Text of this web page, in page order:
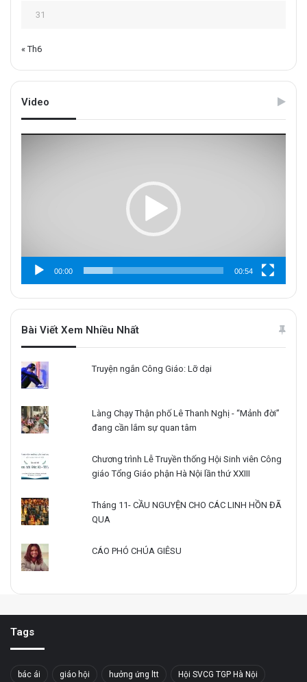
31
« Th6
Video
00:00 00:54
Bài Viết Xem Nhiều Nhất
Truyện ngắn Công Giáo: Lỡ dại
Làng Chạy Thận phố Lê Thanh Nghị - “Mảnh đời”
đang cần lắm sự quan tâm
Chương trình Lễ Truyền thống Hội Sinh viên Công
giáo Tổng Giáo phận Hà Nội lần thứ XXIII
Tháng 11- CẦU NGUYỆN CHO CÁC LINH HỒN ĐÃ
QUA
CÁO PHÓ CHÚA GIÊSU
Tags
bác ái giáo hội hưởng ứng ltt Hội SVCG TGP Hà Nội